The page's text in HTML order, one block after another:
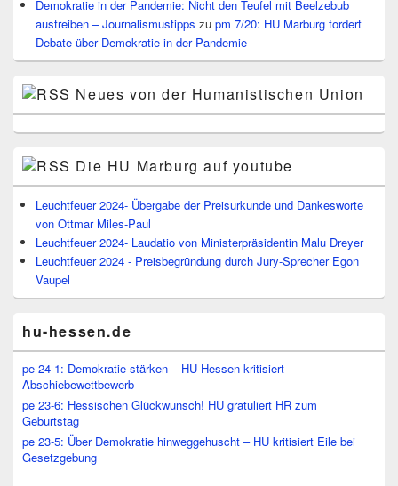
Demokratie in der Pandemie: Nicht den Teufel mit Beelzebub
austreiben – Journalismustipps zu pm 7/20: HU Marburg fordert
Debate über Demokratie in der Pandemie
Neues von der Humanistischen Union
Die HU Marburg auf youtube
Leuchtfeuer 2024- Übergabe der Preisurkunde und Dankesworte
von Ottmar Miles-Paul
Leuchtfeuer 2024- Laudatio von Ministerpräsidentin Malu Dreyer
Leuchtfeuer 2024 - Preisbegründung durch Jury-Sprecher Egon
Vaupel
hu-hessen.de
pe 24-1: Demokratie stärken – HU Hessen kritisiert
Abschiebewettbewerb
pe 23-6: Hessischen Glückwunsch! HU gratuliert HR zum
Geburtstag
pe 23-5: Über Demokratie hinweggehuscht – HU kritisiert Eile bei
Gesetzgebung